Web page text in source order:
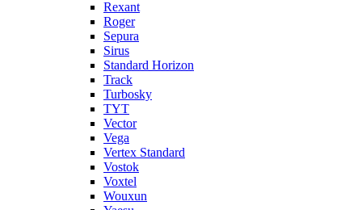
Rexant
Roger
Sepura
Sirus
Standard Horizon
Track
Turbosky
TYT
Vector
Vega
Vertex Standard
Vostok
Voxtel
Wouxun